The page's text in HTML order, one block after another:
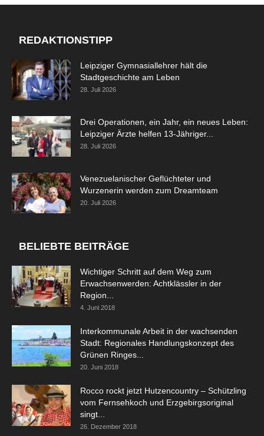
REDAKTIONSTIPP
Leipziger Gymnasiallehrer hält die
Stadtgeschichte am Leben
28. Juli 2026
Drei Operationen, ein Jahr, ein neues Leben:
Leipziger Ärzte helfen 13-Jähriger...
28. Juli 2026
Venezuelanischer Geflüchteter und
Wurzenerin werden zum Dreamteam
20. Juli 2026
BELIEBTE BEITRÄGE
Wichtiger Schritt auf dem Weg zum
Erwachsenwerden: Achtklässler in der
Region...
4. Juni 2018
Interkommunale Arbeit in der wachsenden
Stadt: Regionales Handlungskonzept des
Grünen Ringes...
20. Juni 2018
Rocco rockt jetzt Hutzencountry – Schützling
vom Fernsehkoch und Erzgebirgsoriginal
singt...
26. Dezember 2018